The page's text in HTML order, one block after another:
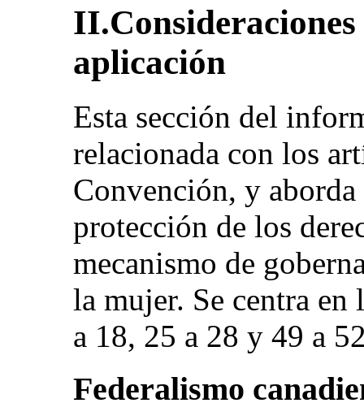
aplicación
Esta sección del
relacionada con los
Convención, y
protección de los
mecanismo de
la mujer. Se centra en
a 18, 25 a 28 y 49 a
Federalismo